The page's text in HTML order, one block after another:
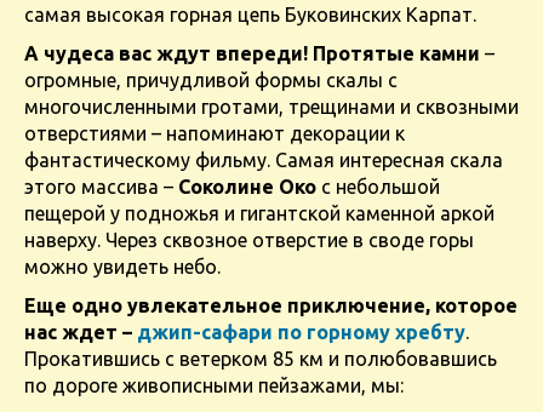
самая высокая горная цепь Буковинских Карпат.
А чудеса вас ждут впереди! Протятые камни –
огромные, причудливой формы скалы с
многочисленными гротами, трещинами и сквозными
отверстиями – напоминают декорации к
фантастическому фильму. Самая интересная скала
этого массива – Соколине Око с небольшой
пещерой у подножья и гигантской каменной аркой
наверху. Через сквозное отверстие в своде горы
можно увидеть небо.
Еще одно увлекательное приключение, которое
нас ждет – джип-сафари по горному хребту.
Прокатившись с ветерком 85 км и полюбовавшись
по дороге живописными пейзажами, мы: